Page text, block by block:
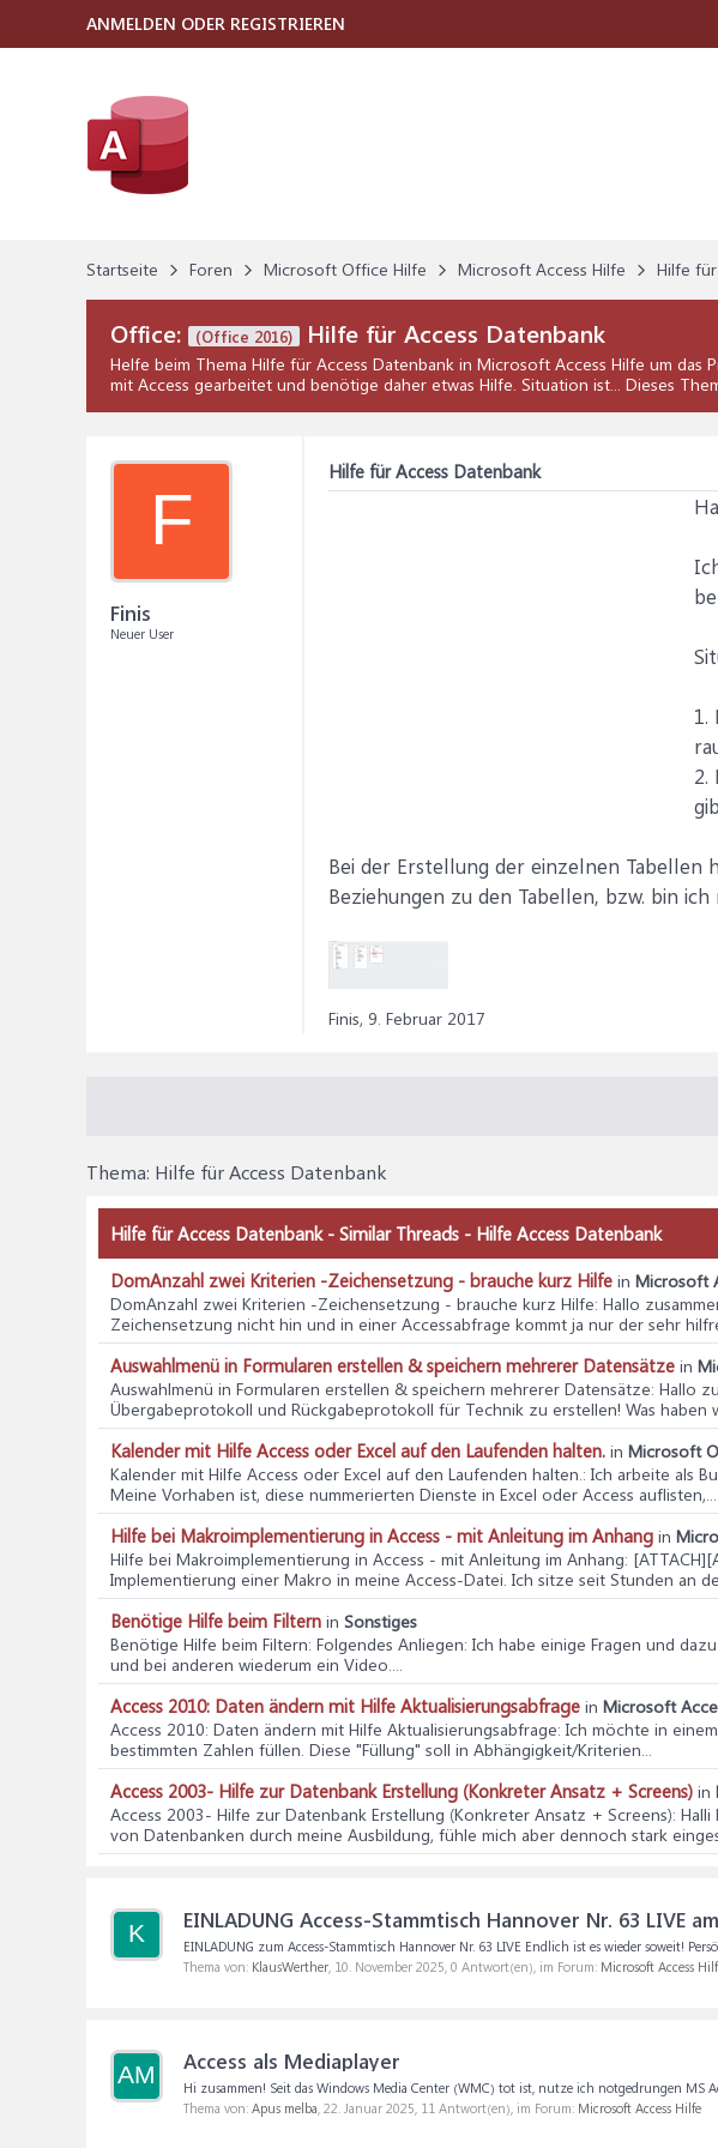
Startseite Foren Microsoft Office Hilfe Microsoft Access Hilfe Hilfe
Office: (Office 2016) Hilfe für Access Datenbank
Helfe beim Thema Hilfe für Access Datenbank in Microsoft Access Hilfe um das
mit Access gearbeitet und benötige daher etwas Hilfe. Situation ist... Dieses
F
Finis
Neuer User
Hilfe für Access Datenbank
1.
2.
Bei der Erstellung der einzelnen Tabellen
Beziehungen zu den Tabellen, bzw. bin
Finis, 9. Februar 2017
Thema: Hilfe für Access Datenbank
Hilfe für Access Datenbank - Similar Threads - Hilfe Access Datenbank
DomAnzahl zwei Kriterien -Zeichensetzung - brauche kurz Hilfe in Microsoft
DomAnzahl zwei Kriterien -Zeichensetzung - brauche kurz Hilfe: Hallo
Zeichensetzung nicht hin und in einer Accessabfrage kommt ja nur der sehr
Auswahlmenü in Formularen erstellen & speichern mehrerer Datensätze in
Auswahlmenü in Formularen erstellen & speichern mehrerer Datensätze: Hallo
Übergabeprotokoll und Rückgabeprotokoll für Technik zu erstellen! Was haben
Kalender mit Hilfe Access oder Excel auf den Laufenden halten. in Microsoft
Kalender mit Hilfe Access oder Excel auf den Laufenden halten.: Ich arbeite als
Meine Vorhaben ist, diese nummerierten Dienste in Excel oder Access auflisten,...
Hilfe bei Makroimplementierung in Access - mit Anleitung im Anhang in
Hilfe bei Makroimplementierung in Access - mit Anleitung im Anhang:
Implementierung einer Makro in meine Access-Datei. Ich sitze seit Stunden an
Benötige Hilfe beim Filtern in Sonstiges
Benötige Hilfe beim Filtern: Folgendes Anliegen: Ich habe einige Fragen und
und bei anderen wiederum ein Video....
Access 2010: Daten ändern mit Hilfe Aktualisierungsabfrage in Microsoft
Access 2010: Daten ändern mit Hilfe Aktualisierungsabfrage: Ich möchte in
bestimmten Zahlen füllen. Diese "Füllung" soll in Abhängigkeit/Kriterien...
Access 2003- Hilfe zur Datenbank Erstellung (Konkreter Ansatz + Screens) in
Access 2003- Hilfe zur Datenbank Erstellung (Konkreter Ansatz + Screens):
von Datenbanken durch meine Ausbildung, fühle mich aber dennoch stark
K EINLADUNG Access-Stammtisch Hannover Nr. 63 LIVE
EINLADUNG zum Access-Stammtisch Hannover Nr. 63 LIVE Endlich ist es wieder soweit!
Thema von: KlausWerther, 10. November 2025, 0 Antwort(en), im Forum: Microsoft Access
AM Access als Mediaplayer
Hi zusammen! Seit das Windows Media Center (WMC) tot ist, nutze ich notgedrungen MS
Thema von: Apus melba, 22. Januar 2025, 11 Antwort(en), im Forum: Microsoft Access Hilfe
ANMELDEN ODER REGISTRIEREN